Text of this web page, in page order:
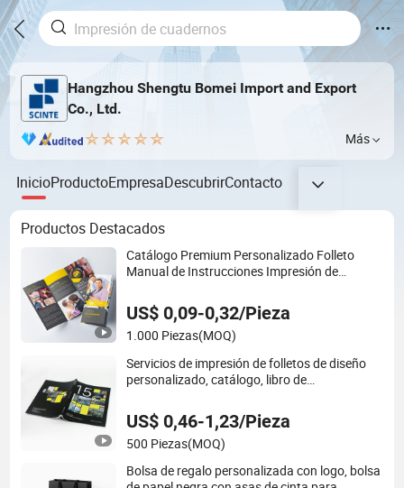
Hangzhou Shengtu Bomei Import and Export
Co., Ltd.
Más
InicioProductoEmpresaDescubrirContacto
Productos Destacados
Catálogo Premium Personalizado Folleto
Manual de Instrucciones Impresión de
US$ 0,09-0,32/Pieza
1.000 Piezas(MOQ)
Servicios de impresión de folletos de diseño
personalizado, catálogo, libro de
US$ 0,46-1,23/Pieza
500 Piezas(MOQ)
Bolsa de regalo personalizada con logo, bolsa